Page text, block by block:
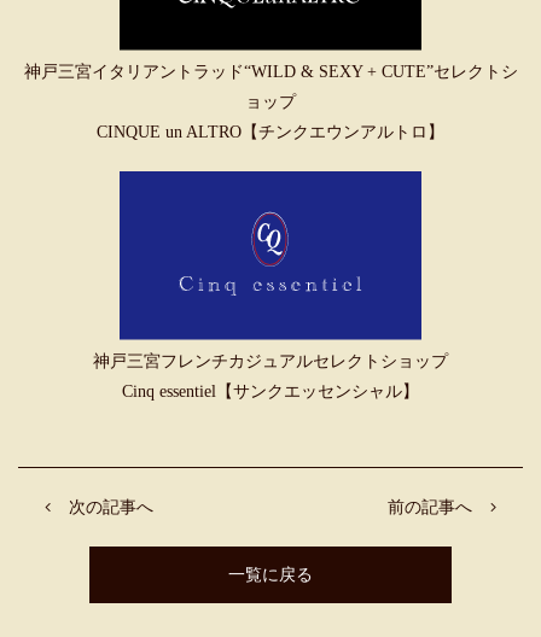
神戸三宮イタリアントラッド“WILD & SEXY + CUTE”セレクトシ
ョップ
CINQUE un ALTRO【チンクエウンアルトロ】
神戸三宮フレンチカジュアルセレクトショップ
Cinq essentiel【サンクエッセンシャル】
前の記事へ
次の記事へ
一覧に戻る